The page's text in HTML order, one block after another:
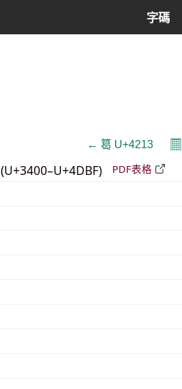
字碼
← 䈓 U+4213 𝄜
(U+3400–U+4DBF) PDF表格